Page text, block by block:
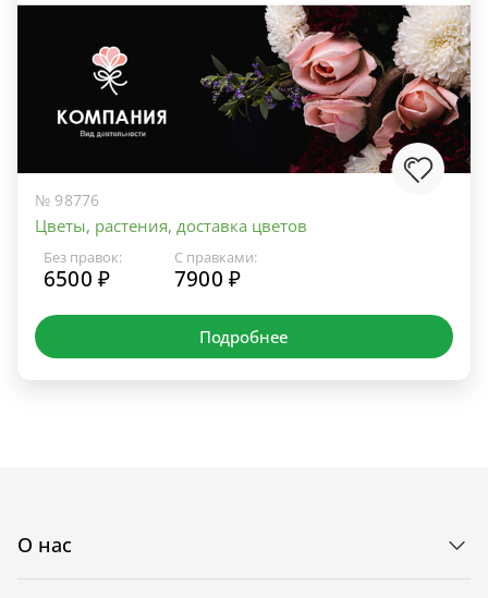
№ 98776
Цветы, растения, доставка цветов
Без правок:
6500 ₽
С правками:
7900 ₽
Подробнее
О нас